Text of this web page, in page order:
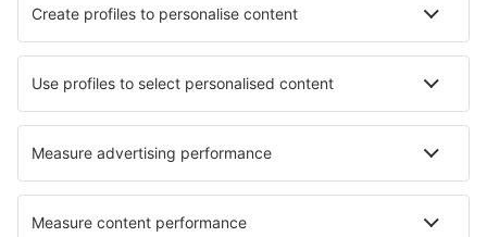
Hotel in Fiskardo Hotel in Badalingzhen
Hotel in Nepomuk (33501) Hotel in Anaheim
I migliori hotel - zone
Hotel a Guernsey Hotel Channel Islands